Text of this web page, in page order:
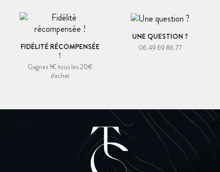
FIDÉLITÉ RÉCOMPENSÉE
!
Gagnez 1€ tous les 20€
d'achat
UNE QUESTION ?
06 49 69 86 77